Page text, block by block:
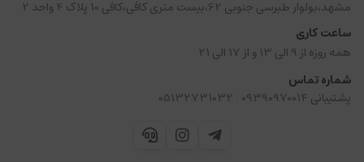
مشهد،بولوار طبرسی جنوبی 62،بیست متری کافی،کافی 10 پلاک 4 واحد 2
ساعت کاری
همه روزه از 9 الی 13 و از 17 الی 21
شماره تماس
پشتیبانی 09390970014
05132731032